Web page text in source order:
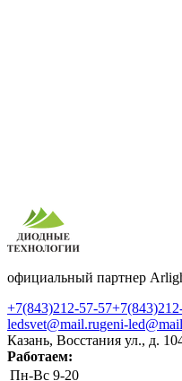
официальный партнер
+7(843)212-57-57
ledsvet@mail.rugeni-
Казань, Восстания ул., д.
Работаем:
Пн-Вс 9-20